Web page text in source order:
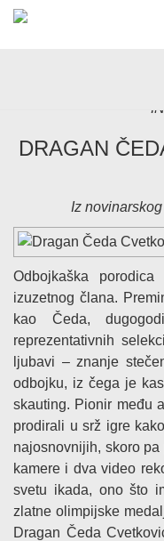
DRAGAN
Iz
Odbojkaška
izuzetnog člana.
kao Čeda,
reprezentativnih
ljubavi – znanje
odbojku, iz čega je
skauting. Pionir među
prodirali u srž igre
najosnovnijih, skoro
kamere i dva video
svetu ikada, ono što
zlatne olimpijske
Dragan Čeda